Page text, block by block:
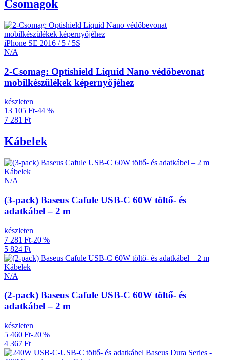
Csomagok
iPhone SE 2016 / 5 / 5S
N/A
2-Csomag: Optishield Liquid Nano védőbevonat
mobilkészülékek képernyőjéhez
készleten
13 105 Ft-44 %
7 281 Ft
Kábelek
Kábelek
N/A
(3-pack) Baseus Cafule USB-C 60W töltő- és
adatkábel – 2 m
készleten
7 281 Ft-20 %
5 824 Ft
Kábelek
N/A
(2-pack) Baseus Cafule USB-C 60W töltő- és
adatkábel – 2 m
készleten
5 460 Ft-20 %
4 367 Ft